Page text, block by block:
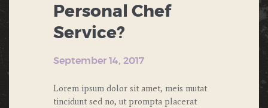
Personal Chef
Service?
September 14, 2017
Lorem ipsum dolor sit amet, meis mutat
tincidunt sed no, ut prompta placerat